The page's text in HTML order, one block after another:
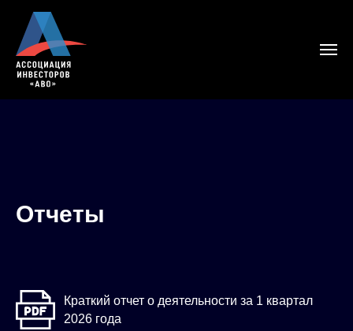
Отчеты
Краткий отчет о деятельности за 1 квартал
2026 года